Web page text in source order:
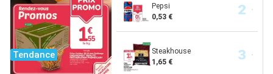
Tendance
Pepsi
0,53 €
Steakhouse
1,65 €